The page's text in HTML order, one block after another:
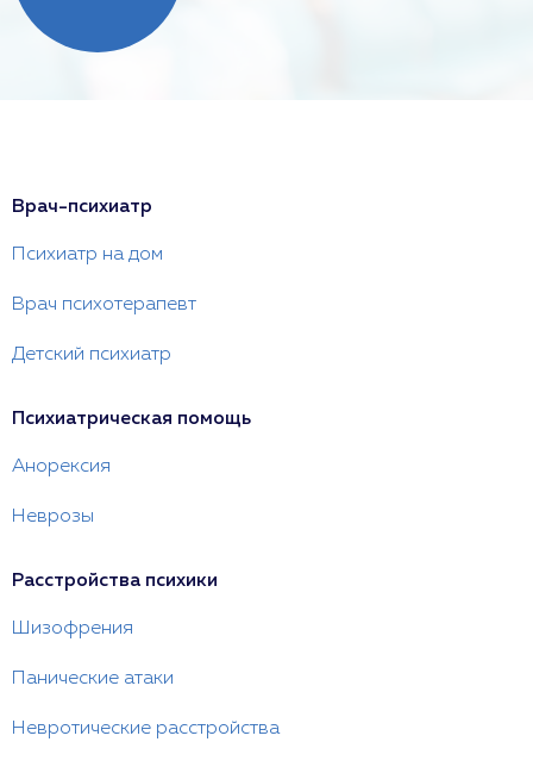
Врач-психиатр
Психиатр на дом
Врач психотерапевт
Детский психиатр
Психиатрическая помощь
Анорексия
Неврозы
Расстройства психики
Шизофрения
Панические атаки
Невротические расстройства